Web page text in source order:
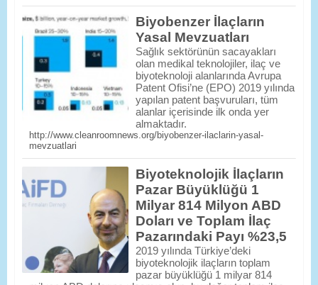
Biyobenzer İlaçların
Yasal Mevzuatları
Sağlık sektörünün sacayakları
olan medikal teknolojiler, ilaç ve
biyoteknoloji alanlarında Avrupa
Patent Ofisi’ne (EPO) 2019 yılında
yapılan patent başvuruları, tüm
alanlar içerisinde ilk onda yer
almaktadır.
http://www.cleanroomnews.org/biyobenzer-ilaclarin-yasal-
mevzuatlari
Biyoteknolojik İlaçların
Pazar Büyüklüğü 1
Milyar 814 Milyon ABD
Doları ve Toplam İlaç
Pazarındaki Payı %23,5
2019 yılında Türkiye’deki
biyoteknolojik ilaçların toplam
pazar büyüklüğü 1 milyar 814